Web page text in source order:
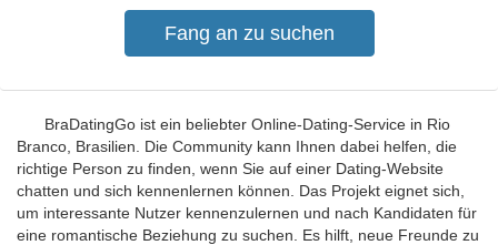
BraDatingGo ist ein beliebter Online-Dating-Service in Rio
Branco, Brasilien. Die Community kann Ihnen dabei helfen, die
richtige Person zu finden, wenn Sie auf einer Dating-Website
chatten und sich kennenlernen können. Das Projekt eignet sich,
um interessante Nutzer kennenzulernen und nach Kandidaten für
eine romantische Beziehung zu suchen. Es hilft, neue Freunde zu